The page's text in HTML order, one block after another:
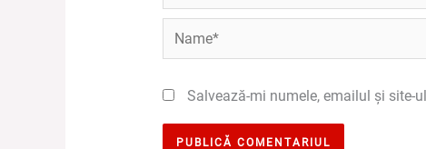
Name*
Salvează-mi numele, emailul și site-